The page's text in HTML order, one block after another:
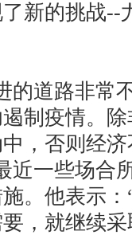
新的挑战--
道路非常
制疫情。
，否则经
近一些场合
。他表示
，就继续